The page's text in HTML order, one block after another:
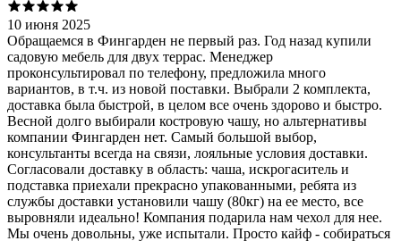
10 июня 2025
Обращаемся в Фингарден не первый раз. Год назад купили
садовую мебель для двух террас. Менеджер
проконсультировал по телефону, предложила много
вариантов, в т.ч. из новой поставки. Выбрали 2 комплекта,
доставка была быстрой, в целом все очень здорово и быстро.
Весной долго выбирали костровую чашу, но альтернативы
компании Фингарден нет. Самый большой выбор,
консультанты всегда на связи, лояльные условия доставки.
Согласовали доставку в область: чаша, искрогаситель и
подставка приехали прекрасно упакованными, ребята из
службы доставки установили чашу (80кг) на ее место, все
выровняли идеально! Компания подарила нам чехол для нее.
Мы очень довольны, уже испытали. Просто кайф - собираться